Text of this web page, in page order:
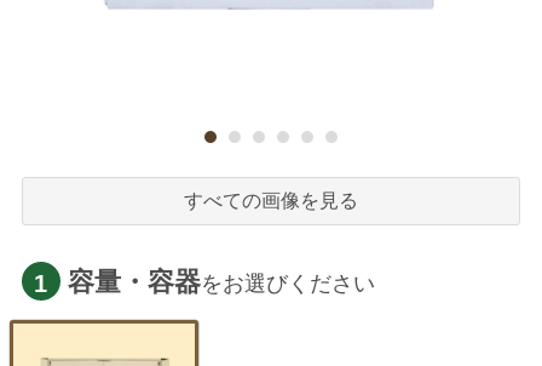
すべての画像を見る
1 容量・容器をお選びください